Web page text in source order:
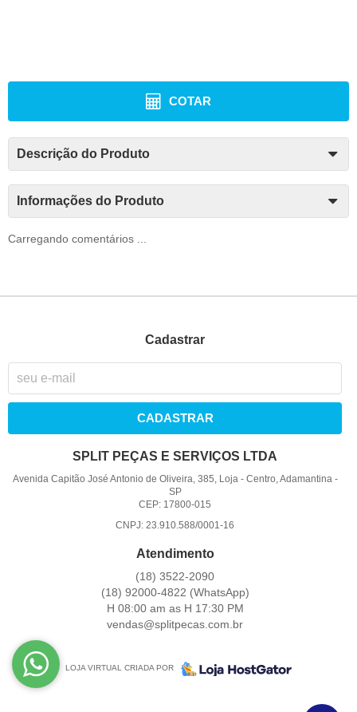
COTAR
Descrição do Produto
Informações do Produto
Carregando comentários ...
Cadastrar
CADASTRAR
SPLIT PEÇAS E SERVIÇOS LTDA
Avenida Capitão José Antonio de Oliveira, 385, Loja- Centro, Adamantina-
SP
CEP: 17800-015
CNPJ: 23.910.588/0001-16
Atendimento
(18) 3522-2090
(18) 92000-4822 (WhatsApp)
H 08:00 am as H 17:30 PM
vendas@splitpecas.com.br
LOJA VIRTUAL CRIADA POR